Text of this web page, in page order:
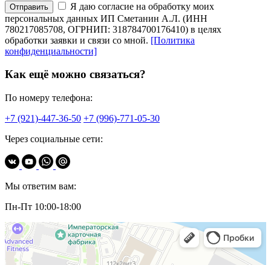
Отправить
Я даю согласие на обработку моих
персональных данных ИП Сметанин А.Л. (ИНН
780217085708, ОГРНИП: 318784700176410) в целях
обработки заявки и связи со мной. [Политика
конфиденциальности]
Как ещё можно связаться?
По номеру телефона:
+7 (921)-447-36-50 +7 (996)-771-05-30
Через социальные сети:
Мы ответим вам:
Пн-Пт 10:00-18:00